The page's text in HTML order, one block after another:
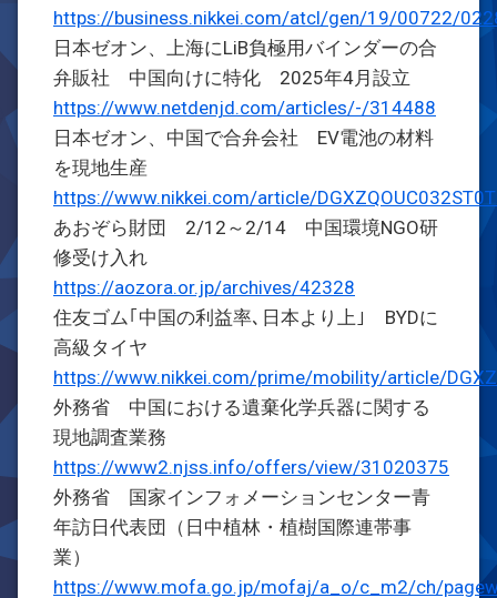
https://business.nikkei.com/atcl/gen/19/00722/
日本ゼオン、上海にLiB負極用バインダーの合
弁販社 中国向けに特化 2025年4月設立
https://www.netdenjd.com/articles/-/314488
日本ゼオン、中国で合弁会社 EV電池の材料
を現地生産
https://www.nikkei.com/article/
あおぞら財団 2/12～2/14 中国環境NGO研
修受け入れ
https://aozora.or.jp/archives/42328
住友ゴム｢中国の利益率､日本より上｣ BYDに
高級タイヤ
https://www.nikkei.com/prime/mobility/article/
外務省 中国における遺棄化学兵器に関する
現地調査業務
https://www2.njss.info/offers/view/31020375
外務省 国家インフォメーションセンター青
年訪日代表団（日中植林・植樹国際連帯事
業）
https://www.mofa.go.jp/mofaj/a_o/c_m2/ch/